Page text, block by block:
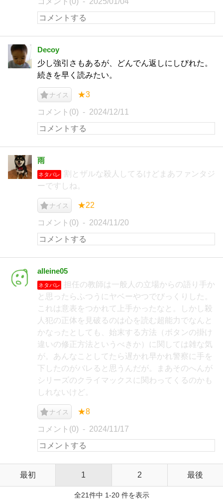
Decoy
少し強引さもあるが、どんでん返しにしびれた。
続きを早く読みたい。
ナイス ★3
コメント(0) 2024/12/11
雨
ネタバレ
割とザルな殺人してるけどまあファンタジ
ーですしね。
ナイス ★22
コメント(0) 2024/11/20
alleine05
ネタバレ
担任の教師は一般人の立場からの語り手か
と思ったらふつうにヤベーやつでびっくりした。
これは意表をつかれて上手かったなと。しかし殺
人犯の正体を見破るのは心を読む超能力でなんと
かなったとしても、始末する方法（ボタンの掛け
違いの修正方法というべきか）に関しては雑な気
が。あんなことしてたら遅かれ早かれ警察に手を
下したのがバレると思うんだが。まあそのへんが
シリーズのクライマックスに関わってくるのかも
しれないけど。
ナイス ★8
コメント(0) 2024/11/17
最初 1 2 最後
全21件中 1-20 件を表示